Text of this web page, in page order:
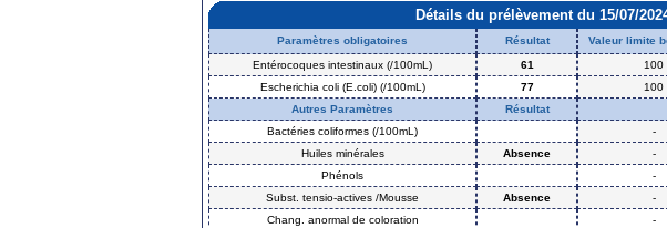
Détails du prélèvement du 15/07/
Paramètres obligatoires Résultat Valeur limite
Entérocoques intestinaux (/100mL)
61 100
Escherichia coli (E.coli) (/100mL)
77 100
Autres Paramètres
Résultat
Bactéries coliformes (/100mL)
-
Huiles minérales
Absence -
Phénols
-
Subst. tensio-actives /Mousse
Absence -
Chang. anormal de coloration
-